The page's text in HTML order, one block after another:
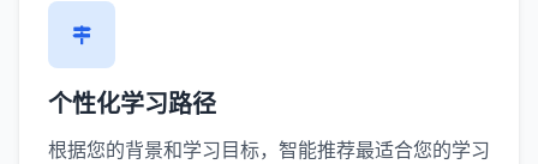
个性化学习路径
根据您的背景和学习目标，智能推荐最适合您的学习